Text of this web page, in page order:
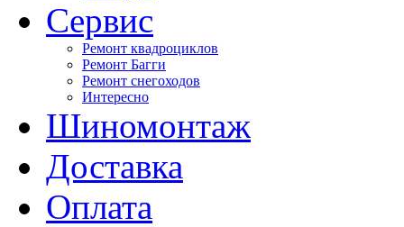
Сервис
Ремонт квадроциклов
Ремонт Багги
Ремонт снегоходов
Интересно
Шиномонтаж
Доставка
Оплата